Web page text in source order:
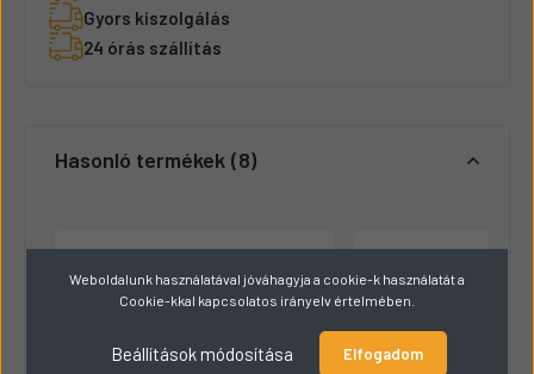
Gyors kiszolgálás
24 órás szállítás
Hasonló termékek 8
Weboldalunk használatával jóváhagyja a cookie-k használatát a
Cookie-kkal kapcsolatos irányelv értelmében.
Beállítások módosítása Elfogadom